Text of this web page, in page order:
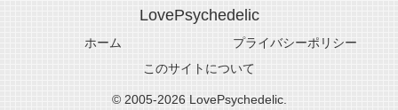
LovePsychedelic
ホーム
プライバシーポリシー
このサイトについて
© 2005-2026 LovePsychedelic.